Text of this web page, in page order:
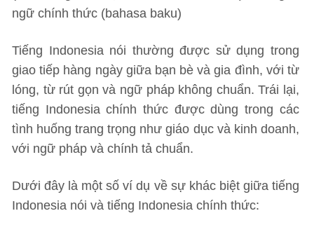
ngữ chính thức (bahasa baku)
Tiếng Indonesia nói thường được sử dụng trong
giao tiếp hàng ngày giữa bạn bè và gia đình, với từ
lóng, từ rút gọn và ngữ pháp không chuẩn. Trái lại,
tiếng Indonesia chính thức được dùng trong các
tình huống trang trọng như giáo dục và kinh doanh,
với ngữ pháp và chính tả chuẩn.
Dưới đây là một số ví dụ về sự khác biệt giữa tiếng
Indonesia nói và tiếng Indonesia chính thức: